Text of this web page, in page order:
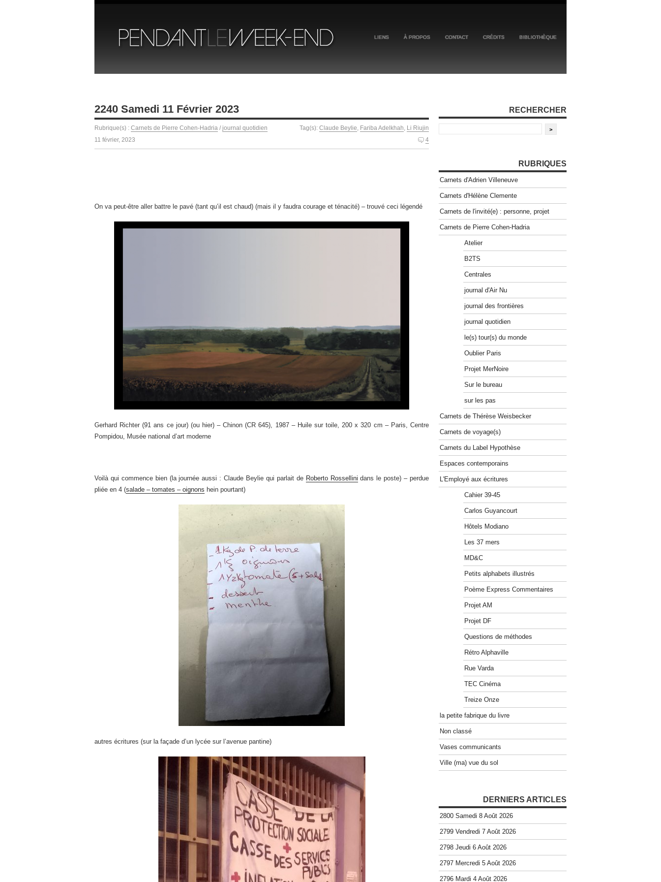
LIENS À PROPOS CONTACT CRÉDITS BIBLIOTHÈQUE
2240 Samedi 11 Février 2023
Rubrique(s) : Carnets de Pierre Cohen-Hadria / journal quotidien Tag(s): Claude Beylie, Fariba Adelkhah, Li Riujin
11 février, 2023
4
On va peut-être aller battre le pavé (tant qu’il est chaud) (mais il y faudra courage et ténacité) – trouvé ceci légendé
Gerhard Richter (91 ans ce jour) (ou hier) – Chinon (CR 645), 1987 – Huile sur toile, 200 x 320 cm – Paris, Centre
Pompidou, Musée national d’art moderne
Voilà qui commence bien (la journée aussi : Claude Beylie qui parlait de Roberto Rossellini dans le poste) – perdue
pliée en 4 (salade – tomates – oignons hein pourtant)
autres écritures (sur la façade d’un lycée sur l’avenue pantine)
RECHERCHER
RUBRIQUES
Carnets d'Adrien Villeneuve
Carnets d'Hélène Clemente
Carnets de l'invité(e) : personne, projet
Carnets de Pierre Cohen-Hadria
Atelier
B2TS
Centrales
journal d'Air Nu
journal des frontières
journal quotidien
le(s) tour(s) du monde
Oublier Paris
Projet MerNoire
Sur le bureau
sur les pas
Carnets de Thérèse Weisbecker
Carnets de voyage(s)
Carnets du Label Hypothèse
Espaces contemporains
L'Employé aux écritures
Cahier 39-45
Carlos Guyancourt
Hôtels Modiano
Les 37 mers
MD&C
Petits alphabets illustrés
Poème Express Commentaires
Projet AM
Projet DF
Questions de méthodes
Rétro Alphaville
Rue Varda
TEC Cinéma
Treize Onze
la petite fabrique du livre
Non classé
Vases communicants
Ville (ma) vue du sol
DERNIERS ARTICLES
2800 Samedi 8 Août 2026
2799 Vendredi 7 Août 2026
2798 Jeudi 6 Août 2026
2797 Mercredi 5 Août 2026
2796 Mardi 4 Août 2026